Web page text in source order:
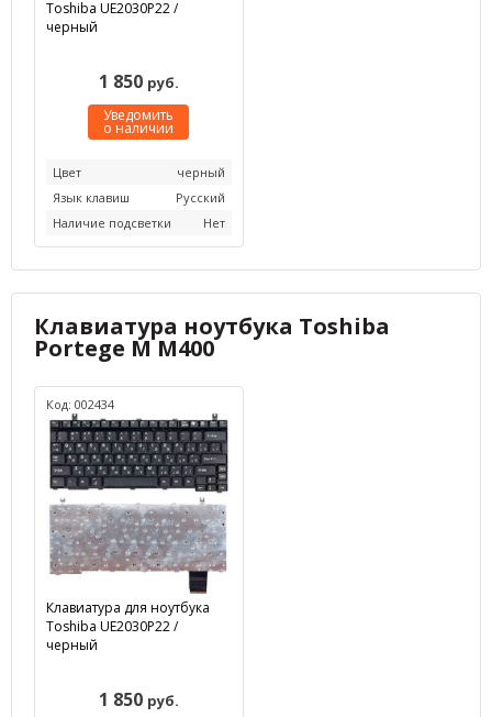
Toshiba UE2030P22 /
черный
1 850 руб.
Уведомить
о наличии
Цвет
черный
Язык клавиш
Русский
Наличие подсветки
Нет
Клавиатура ноутбука Toshiba
Portege M M400
Код: 002434
Клавиатура для ноутбука
Toshiba UE2030P22 /
черный
1 850 руб.